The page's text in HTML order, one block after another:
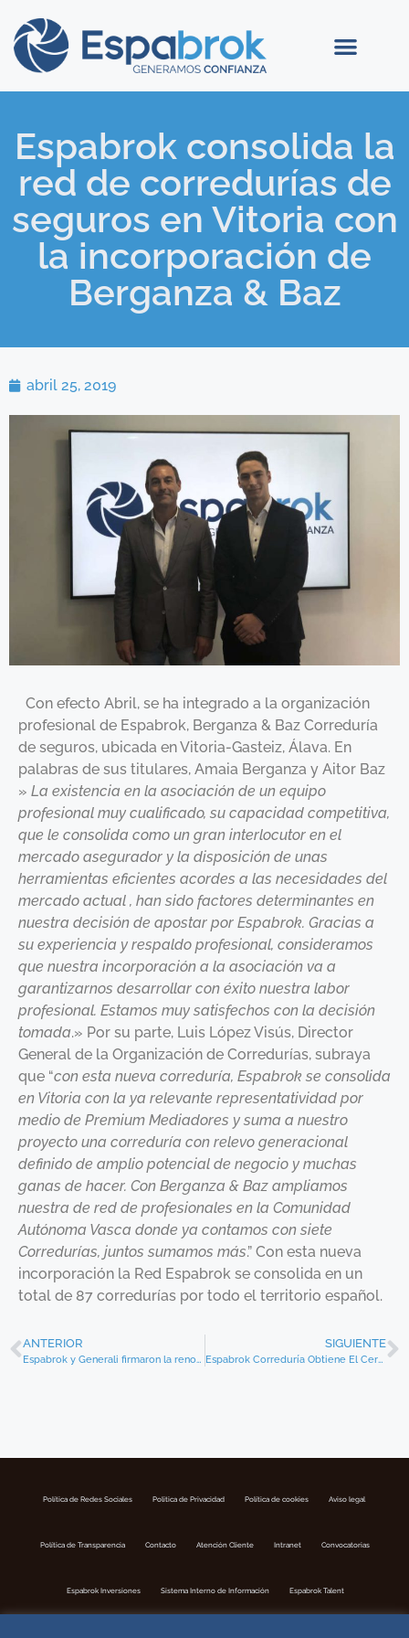
Espabrok consolida la
red de corredurías de
seguros en Vitoria con
la incorporación de
Berganza & Baz
abril 25, 2019
Con efecto Abril, se ha integrado a la organización
profesional de Espabrok, Berganza & Baz Correduría
de seguros, ubicada en Vitoria-Gasteiz, Álava. En
palabras de sus titulares, Amaia Berganza y Aitor Baz
» La existencia en la asociación de un equipo
profesional muy cualificado, su capacidad competitiva,
que le consolida como un gran interlocutor en el
mercado asegurador y la disposición de unas
herramientas eficientes acordes a las necesidades del
mercado actual , han sido factores determinantes en
nuestra decisión de apostar por Espabrok. Gracias a
su experiencia y respaldo profesional, consideramos
que nuestra incorporación a la asociación va a
garantizarnos desarrollar con éxito nuestra labor
profesional. Estamos muy satisfechos con la decisión
tomada.» Por su parte, Luis López Visús, Director
General de la Organización de Corredurías, subraya
que “con esta nueva correduría, Espabrok se consolida
en Vitoria con la ya relevante representatividad por
medio de Premium Mediadores y suma a nuestro
proyecto una correduría con relevo generacional
definido de amplio potencial de negocio y muchas
ganas de hacer. Con Berganza & Baz ampliamos
nuestra de red de profesionales en la Comunidad
Autónoma Vasca donde ya contamos con siete
Corredurías, juntos sumamos más.” Con esta nueva
incorporación la Red Espabrok se consolida en un
total de 87 corredurías por todo el territorio español.
ANTERIOR
Espabrok y Generali firmaron la renovación de su acuerdo de colaboración hasta el año 2021
SIGUIENTE
Espabrok Correduría Obtiene El Certificado De Calidad QSIM
Política de Redes Sociales Politica de Privacidad Política de cookies Aviso legal
Política de Transparencia Contacto Atención Cliente Intranet Convocatorias
Espabrok Inversiones Sistema Interno de Información Espabrok Talent